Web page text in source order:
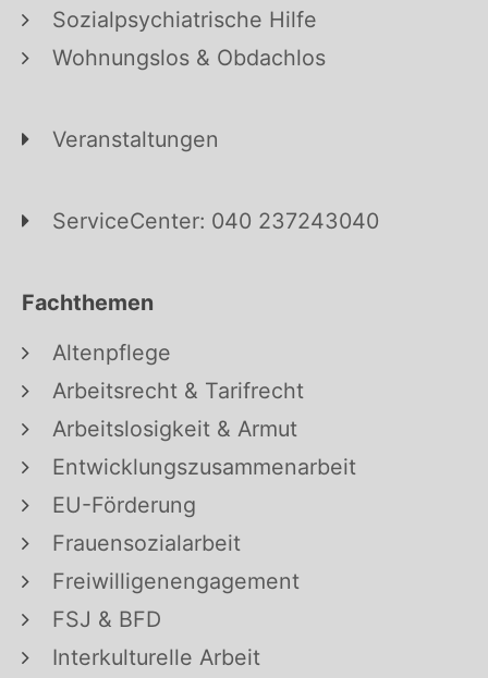
Sozialpsychiatrische Hilfe
Wohnungslos & Obdachlos
Veranstaltungen
ServiceCenter: 040 237243040
Fachthemen
Altenpflege
Arbeitsrecht & Tarifrecht
Arbeitslosigkeit & Armut
Entwicklungszusammenarbeit
EU-Förderung
Frauensozialarbeit
Freiwilligenengagement
FSJ & BFD
Interkulturelle Arbeit